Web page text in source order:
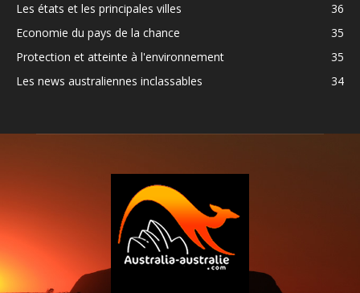
Les états et les principales villes
36
Economie du pays de la chance
35
Protection et atteinte à l'environnement
35
Les news australiennes inclassables
34